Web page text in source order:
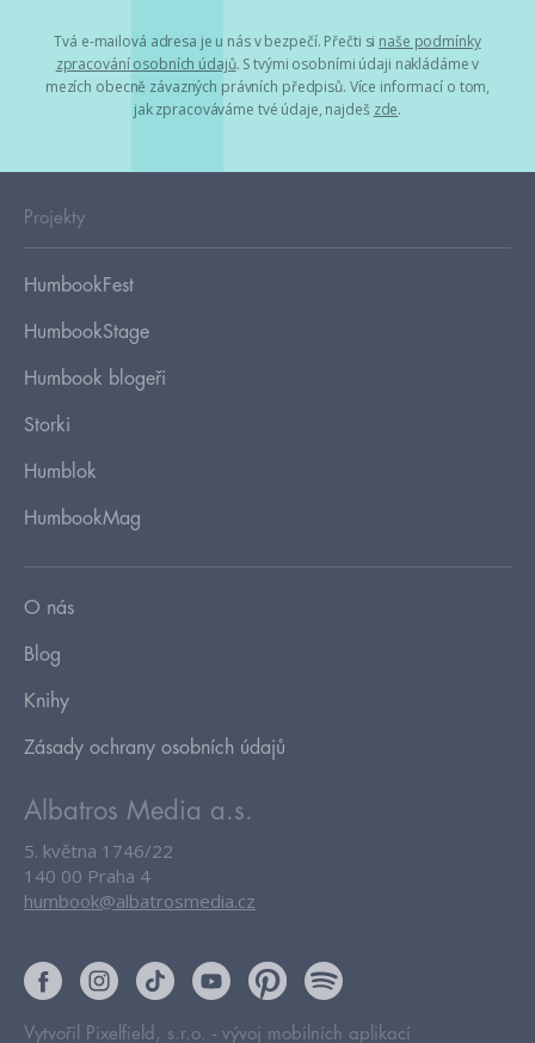
Tvá e-mailová adresa je u nás v bezpečí. Přečti si naše podmínky
zpracování osobních údajů. S tvými osobními údaji nakládáme v
mezích obecně závazných právních předpisů. Více informací o tom,
jak zpracováváme tvé údaje, najdeš zde.
Projekty
HumbookFest
HumbookStage
Humbook blogeři
Storki
Humblok
HumbookMag
O nás
Blog
Knihy
Zásady ochrany osobních údajů
Albatros Media a.s.
5. května 1746/22
140 00 Praha 4
humbook@albatrosmedia.cz
Vytvořil Pixelfield, s.r.o. - vývoj mobilních aplikací